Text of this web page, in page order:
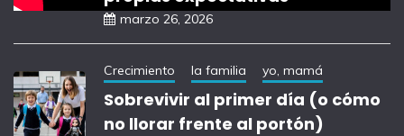
marzo 26, 2026
Crecimiento la familia yo, mamá
Sobrevivir al primer día (o cómo
no llorar frente al portón)